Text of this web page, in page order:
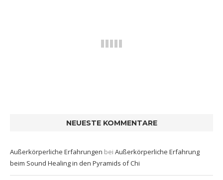
NEUESTE KOMMENTARE
Außerkörperliche Erfahrungen bei Außerkörperliche Erfahrung
beim Sound Healing in den Pyramids of Chi